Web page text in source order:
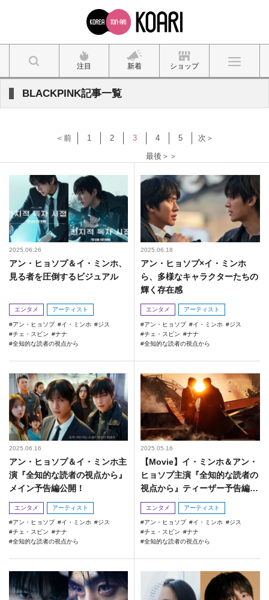
注目 新着 ショップ
BLACKPINK記事一覧
＜前 1 2 3 4 5
次＞
最後＞＞
2025.06.26
アン・ヒョソプ＆イ・ミンホ、
見る者を圧倒するビジュアル
エンタメ アーティスト
アン・ヒョソプ イ・ミンホ
ジス
チェ・スビン
ナナ
全知的な読者の視点から
2025.06.18
アン・ヒョソプ×イ・ミンホ
ら、多様なキャラクターたちの
輝く存在感
エンタメ アーティスト
アン・ヒョソプ イ・ミンホ
ジス
チェ・スビン
ナナ
全知的な読者の視点から
2025.06.16
アン・ヒョソプ＆イ・ミンホ主
演『全知的な読者の視点から』
メイン予告編公開！
エンタメ アーティスト
アン・ヒョソプ イ・ミンホ
ジス
チェ・スビン
ナナ
全知的な読者の視点から
2025.05.16
【Movie】イ・ミンホ＆アン・
ヒョソプ主演『全知的な読者の
視点から』ティーザー予告編
（日本語字幕付き）
エンタメ アーティスト
アン・ヒョソプ イ・ミンホ
ジス
チェ・スビン
ナナ
全知的な読者の視点から